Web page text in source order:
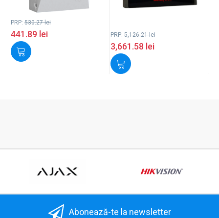
PRP: 530.27lei
441.89 lei PRP: 5,126.21lei
3,661.58 lei
Abonează-te la newsletter